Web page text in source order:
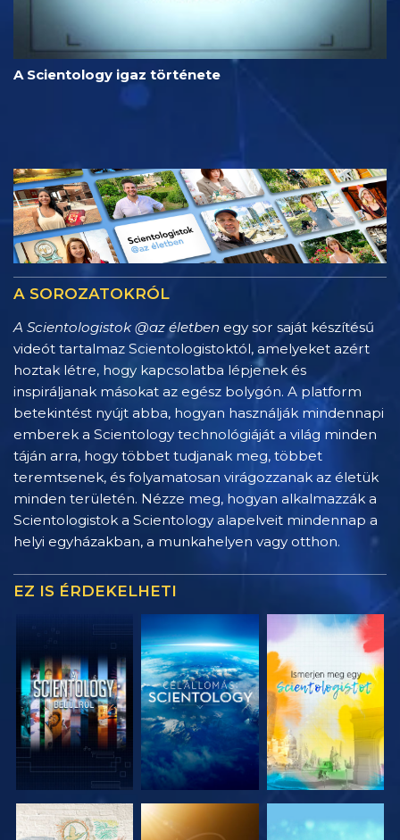
A Scientology igaz története
A SOROZATOKRÓL
A Scientologistok @az életben egy sor saját készítésű
videót tartalmaz Scientologistoktól, amelyeket azért
hoztak létre, hogy kapcsolatba lépjenek és
inspiráljanak másokat az egész bolygón. A platform
betekintést nyújt abba, hogyan használják mindennapi
emberek a Scientology technológiáját a világ minden
táján arra, hogy többet tudjanak meg, többet
teremtsenek, és folyamatosan virágozzanak az életük
minden területén. Nézze meg, hogyan alkalmazzák a
Scientologistok a Scientology alapelveit mindennap a
helyi egyházakban, a munkahelyen vagy otthon.
EZ IS ÉRDEKELHETI